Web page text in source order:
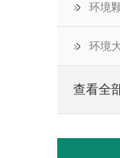
环境
环境
查看全